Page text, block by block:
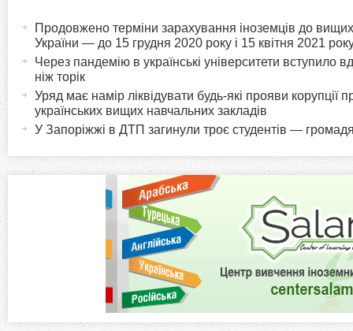
z в
к
Продовжено терміни зарахування іноземців до
України — до 15 грудня 2020 року і 15 квітня 2021
Через пандемію в українські університети вступило
ніж торік
Уряд має намір ліквідувати будь-які прояви корупції
українських вищих навчальних закладів
У Запоріжжі в ДТП загинули троє студентів —